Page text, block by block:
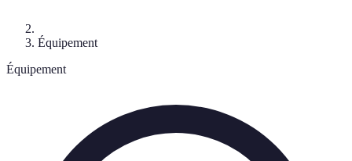
Équipement
Équipement